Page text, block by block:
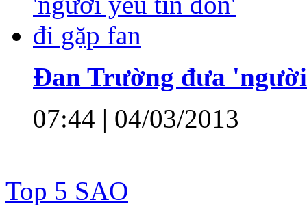
Đan Trường đưa
07:44 | 04/03/2013
Top 5 SAO